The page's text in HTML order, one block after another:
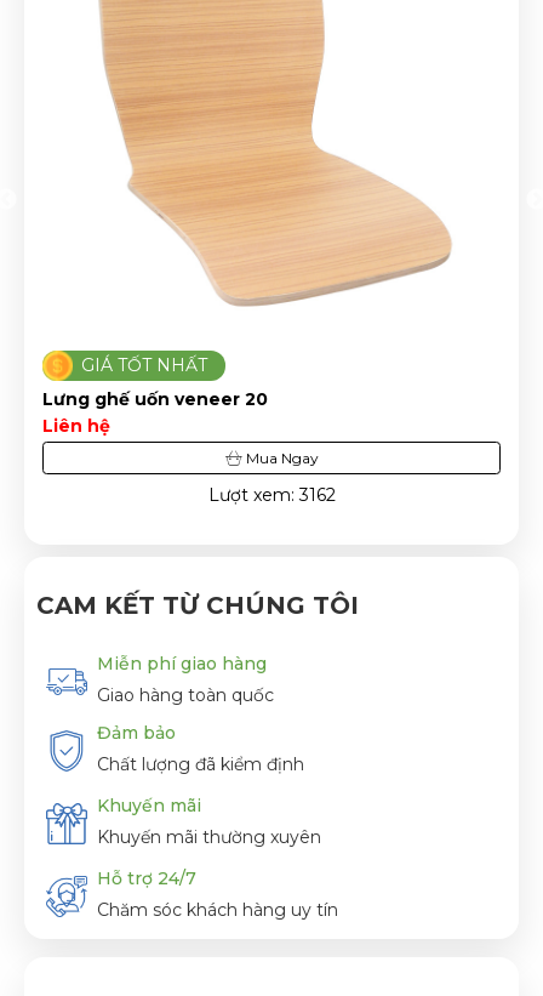
GIÁ TỐT NHẤT
Lưng ghế uốn veneer 20
Liên hệ
Mua Ngay
Lượt xem: 3162
CAM KẾT TỪ CHÚNG TÔI
Miễn phí giao hàng
Giao hàng toàn quốc
Đảm bảo
Chất lượng đã kiểm định
Khuyến mãi
Khuyến mãi thường xuyên
Hỗ trợ 24/7
Chăm sóc khách hàng uy tín